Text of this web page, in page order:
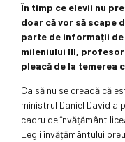
În timp ce elevii nu
doar că vor să scape
parte de informații
mileniului III,
pleacă de la temerea
Ca să nu se creadă că
ministrul Daniel David a
cadru de învățământ
Legii învățământului